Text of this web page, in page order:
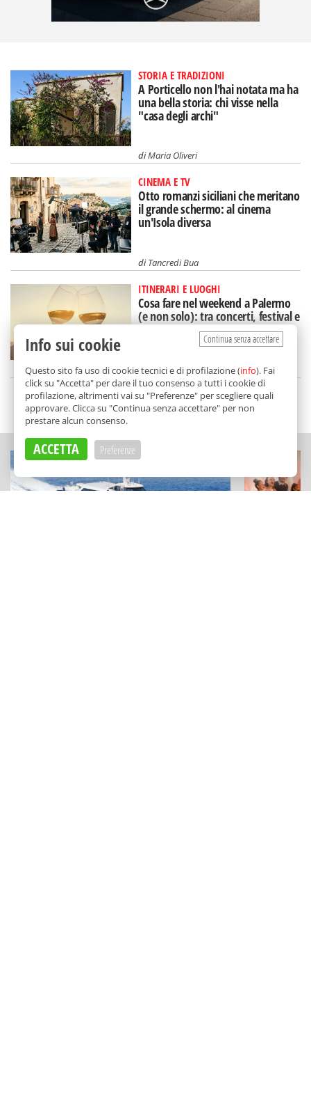
STORIA E TRADIZIONI
A Porticello non l'hai notata ma ha
una bella storia: chi visse nella
"casa degli archi"
diMaria Oliveri
CINEMA E TV
Otto romanzi siciliani che meritano
il grande schermo: al cinema
un'Isola diversa
diTancredi Bua
ITINERARI E LUOGHI
Cosa fare nel weekend a Palermo
(e non solo): tra concerti, festival e
"Calici di Stelle"
diRedazione
SCELTO DA BALARM
Continua senza accettare
Info sui cookie
Questo sito fa uso di cookie tecnici e di profilazione (info). Fai
click su "Accetta" per dare il tuo consenso a tutti i cookie di
profilazione, altrimenti vai su "Preferenze" per scegliere quali
approvare. Clicca su "Continua senza accettare" per non
prestare alcun consenso.
ACCETTA Preferenze